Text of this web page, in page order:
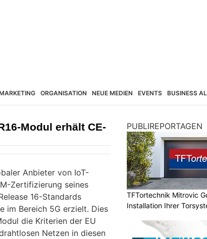
ORGANISATION NEUE MEDIEN EVENTS BUSINESS
Modul erhält CE-
Anbieter von IoT-
Zertifizierung seines
16-Standards
im Bereich 5G erzielt. Dies
die Kriterien der EU
Netzen in diesen
PUBLIREPORTAGEN
TFTortechnik Mitrovic
Installation Ihrer